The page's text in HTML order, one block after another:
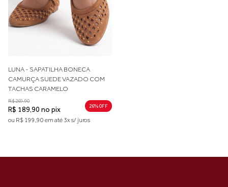
LUNA - SAPATILHA BONECA
CAMURÇA SUEDE VAZADO COM
TACHAS CARAMELO
R$ 269,90
R$ 189,90 no pix 26% 0FF
ou R$ 199,90 em até 3x s/ juros